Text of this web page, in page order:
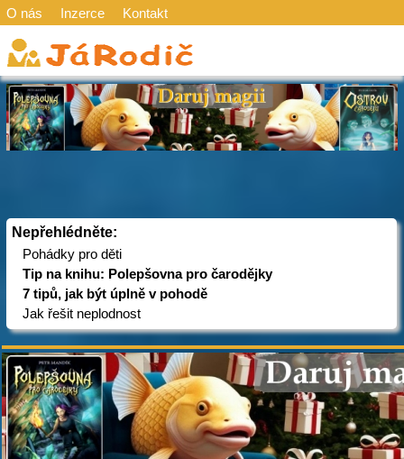
O nás Inzerce Kontakt
Nepřehlédněte:
Pohádky pro děti
Tip na knihu: Polepšovna pro čarodějky
7 tipů, jak být úplně v pohodě
Jak řešit neplodnost